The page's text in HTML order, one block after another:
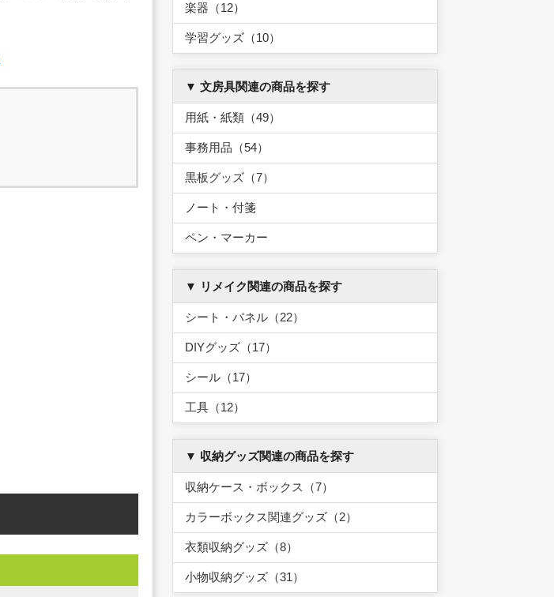
楽器（12）
学習グッズ（10）
▼ 文房具関連の商品を探す
用紙・紙類（49）
事務用品（54）
黒板グッズ（7）
ノート・付箋
ペン・マーカー
▼ リメイク関連の商品を探す
シート・パネル（22）
DIYグッズ（17）
シール（17）
工具（12）
▼ 収納グッズ関連の商品を探す
収納ケース・ボックス（7）
カラーボックス関連グッズ（2）
衣類収納グッズ（8）
小物収納グッズ（31）